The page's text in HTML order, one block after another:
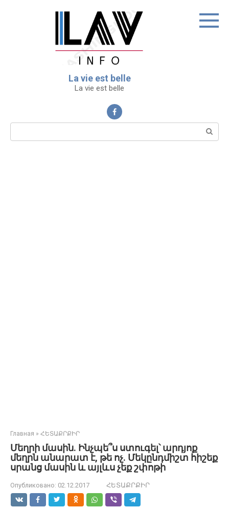
La vie est belle
La vie est belle
Поиск:
Главная » ՀԵՏԱՔՐՔԻՐ
Մեղրի մասին. Ինչպե՞ս ստուգել՝ արդյոք
մեղրն անարատ է, թե ոչ. Մեկընդմիշտ հիշեք
սրանց մասին և այլևս չեք շփոթի
Опубликовано: 02.12.2017 ՀԵՏԱՔՐՔԻՐ